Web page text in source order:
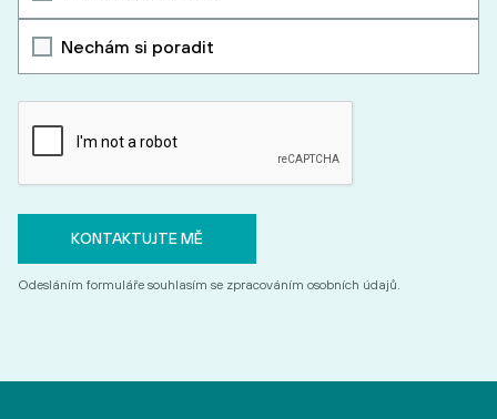
Nechám si poradit
Odesláním formuláře souhlasím se zpracováním osobních údajů.